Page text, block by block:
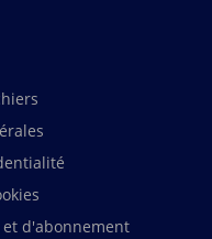
d'abonnement